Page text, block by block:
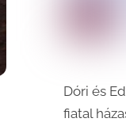
Dóri és
fiatal